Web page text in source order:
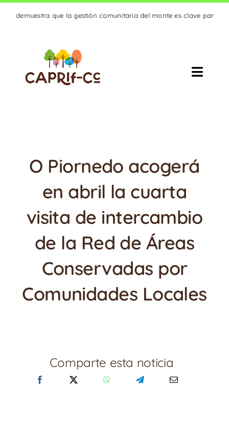
que la gestión comunitaria del monte es clave para crear
Toggle
RESULTADOS
ACTUALIDAD
CONTACTO
O Piornedo acogerá
en abril la cuarta
visita de intercambio
de la Red de Áreas
Conservadas por
Comunidades Locales
Comparte esta noticia